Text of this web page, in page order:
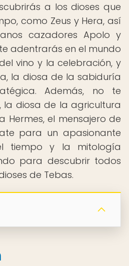
a los dioses que
como Zeus y Hera, así
cazadores Apolo y
adentrarás en el mundo
vino y la celebración, y
la diosa de la sabiduría
Además, no te
la diosa de la agricultura
Hermes, el mensajero de
para un apasionante
tiempo y la mitología
para descubrir todos
de Tebas.